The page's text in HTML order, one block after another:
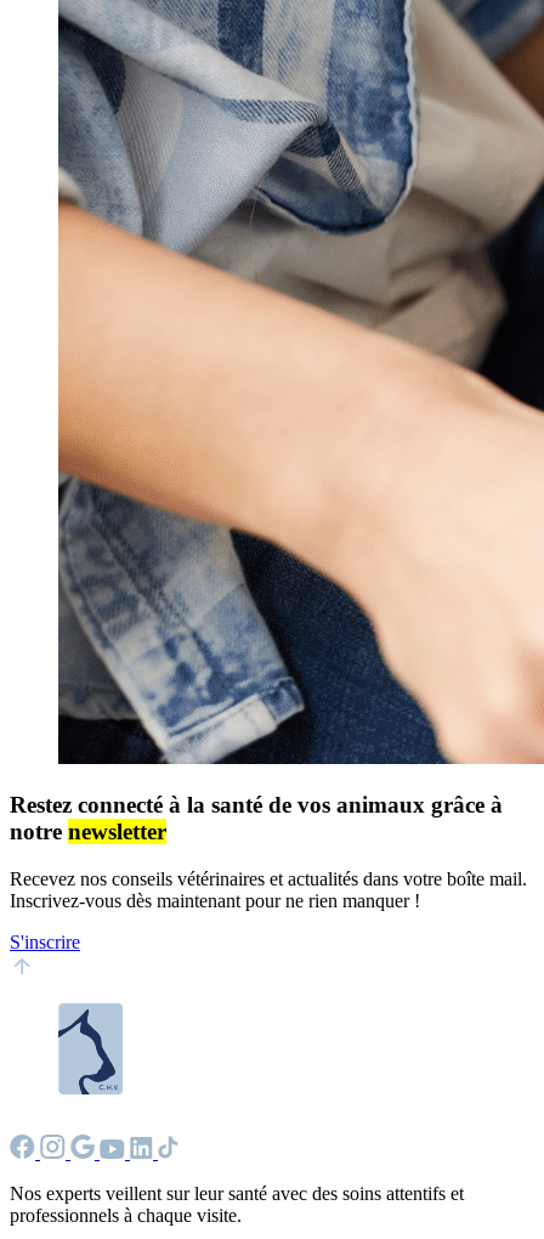
Restez connecté à la santé de vos animaux grâce à
notre newsletter
Recevez nos conseils vétérinaires et actualités dans votre boîte mail.
Inscrivez-vous dès maintenant pour ne rien manquer !
S'inscrire
Nos experts veillent sur leur santé avec des soins attentifs et
professionnels à chaque visite.